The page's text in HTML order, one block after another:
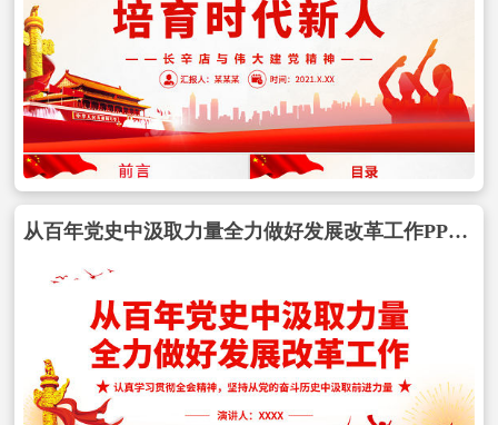
从百年党史中汲取力量全力做好发展改革工作PPT认真学习贯彻全会精神坚持从党的奋斗历史中汲取前进力量专题党课PPT模板包含